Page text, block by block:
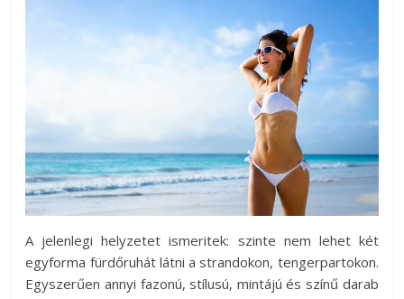
A jelenlegi helyzetet ismeritek: szinte nem lehet két
egyforma fürdőruhát látni a strandokon, tengerpartokon.
Egyszerűen annyi fazonú, stílusú, mintájú és színű darab